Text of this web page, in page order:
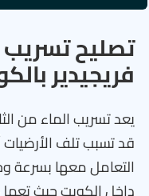
تصليح تسريب
فريجيدير
يعد تسريب الماء من
قد تسبب تلف الأرضيات
التعامل معها بسرعة